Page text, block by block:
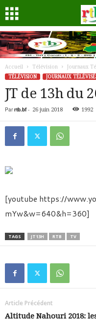
Accueil Télévision Journaux
TÉLÉVISION
JOURNAUX
JT de 13h du
Par rtb.bf- 26 juin 2018 1992
[youtube https://
mYw&w=640&h=360]
TAGS JT13H RTB TV
Article Précédent
Altitude Nahouri 2018: